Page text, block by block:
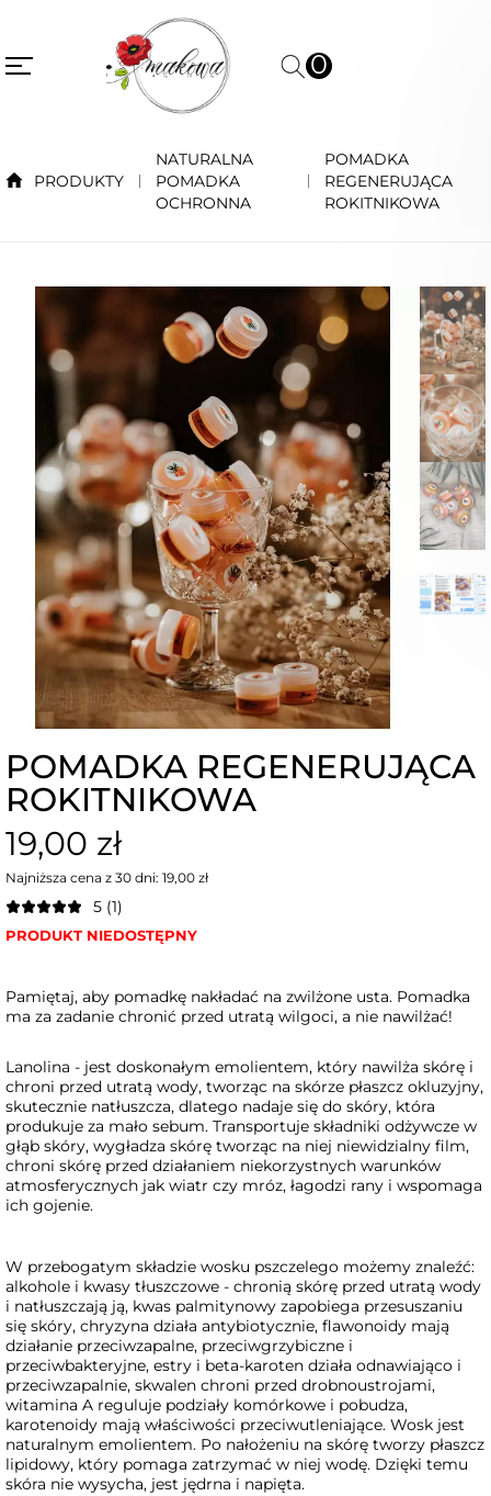
0
PRODUKTY
NATURALNA
POMADKA
OCHRONNA
POMADKA
REGENERUJĄCA
ROKITNIKOWA
POMADKA REGENERUJĄCA
ROKITNIKOWA
19,00 zł
Najniższa cena z 30 dni: 19,00 zł
5 (1)
PRODUKT NIEDOSTĘPNY
Pamiętaj, aby pomadkę nakładać na zwilżone usta. Pomadka
ma za zadanie chronić przed utratą wilgoci, a nie nawilżać!
Lanolina - jest doskonałym emolientem, który nawilża skórę i
chroni przed utratą wody, tworząc na skórze płaszcz okluzyjny,
skutecznie natłuszcza, dlatego nadaje się do skóry, która
produkuje za mało sebum. Transportuje składniki odżywcze w
głąb skóry, wygładza skórę tworząc na niej niewidzialny film,
chroni skórę przed działaniem niekorzystnych warunków
atmosferycznych jak wiatr czy mróz, łagodzi rany i wspomaga
ich gojenie.
W przebogatym składzie wosku pszczelego możemy znaleźć:
alkohole i kwasy tłuszczowe - chronią skórę przed utratą wody
i natłuszczają ją, kwas palmitynowy zapobiega przesuszaniu
się skóry, chryzyna działa antybiotycznie, flawonoidy mają
działanie przeciwzapalne, przeciwgrzybiczne i
przeciwbakteryjne, estry i beta-karoten działa odnawiająco i
przeciwzapalnie, skwalen chroni przed drobnoustrojami,
witamina A reguluje podziały komórkowe i pobudza,
karotenoidy mają właściwości przeciwutleniające. Wosk jest
naturalnym emolientem. Po nałożeniu na skórę tworzy płaszcz
lipidowy, który pomaga zatrzymać w niej wodę. Dzięki temu
skóra nie wysycha, jest jędrna i napięta.